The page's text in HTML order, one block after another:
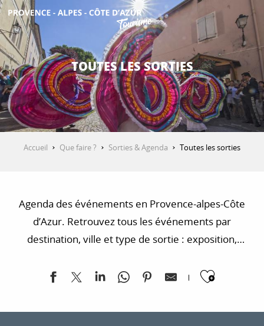
Aller
contenu
principal
DÉCOUVRIR
QUE FAIRE ?
SÉJOURNER
TOUTES LES SORTIES
Accueil Que faire ? Sorties & Agenda Toutes les sorties
Agenda des événements en Provence-alpes-Côte
d’Azur. Retrouvez tous les événements par
destination, ville et type de sortie : exposition,